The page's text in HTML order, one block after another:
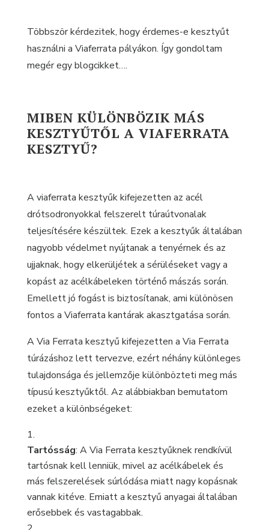
Többször kérdezitek, hogy érdemes-e kesztyűt
használni a Viaferrata pályákon. Így gondoltam
megér egy blogcikket….
MIBEN KÜLÖNBÖZIK MÁS
KESZTYŰTŐL A VIAFERRATA
KESZTYŰ?
A viaferrata kesztyűk kifejezetten az acél
drótsodronyokkal felszerelt túraútvonalak
teljesítésére készültek. Ezek a kesztyűk általában
nagyobb védelmet nyújtanak a tenyérnek és az
ujjaknak, hogy elkerüljétek a sérüléseket vagy a
kopást az acélkábeleken történő mászás során.
Emellett jó fogást is biztosítanak, ami különösen
fontos a Viaferrata kantárak akasztgatása során.
A Via Ferrata kesztyű kifejezetten a Via Ferrata
túrázáshoz lett tervezve, ezért néhány különleges
tulajdonsága és jellemzője különbözteti meg más
típusú kesztyűktől. Az alábbiakban bemutatom
ezeket a különbségeket:
Tartósság: A Via Ferrata kesztyűknek rendkívül
tartósnak kell lenniük, mivel az acélkábelek és
más felszerelések súrlódása miatt nagy kopásnak
vannak kitéve. Emiatt a kesztyű anyagai általában
erősebbek és vastagabbak.